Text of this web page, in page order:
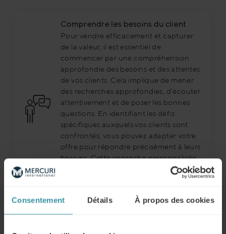
Consentement Détails À propos des cookies
Comprendre les besoins du client
Pour vendre efficacement et capturer
de la valeur, il est essentiel de
commencer par une compréhension
approfondie des besoins et des attentes
de vos clients. Cela implique de mener
des recherches approfondies, d'écouter
attentivement et de poser les bonnes
questions. En identifiant les défis
spécifiques auxquels vos clients sont
confrontés, vous pouvez adapter votre
offre pour répondre précisément à leurs
besoins. Cette approche personnalisée
non seulement augmente les chances
de conclure une vente, mais elle permet
confiance durable avec le client.